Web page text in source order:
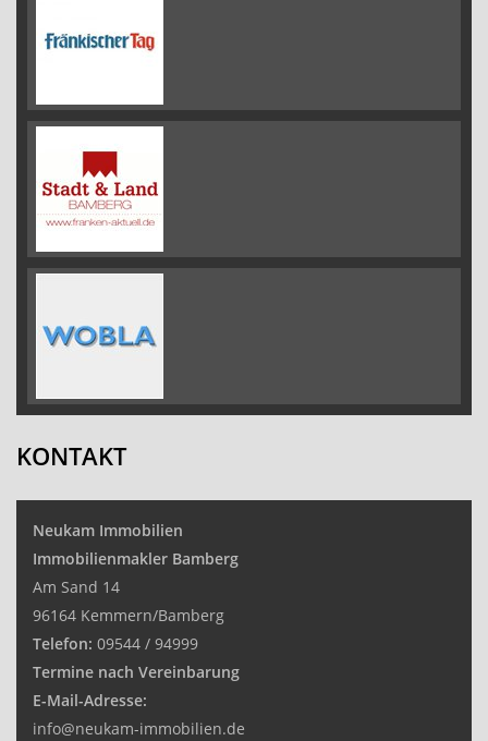
KONTAKT
Neukam Immobilien
Immobilienmakler Bamberg
Am Sand 14
96164 Kemmern/Bamberg
Telefon: 09544 / 94999
Termine nach Vereinbarung
E-Mail-Adresse:
info@neukam-immobilien.de